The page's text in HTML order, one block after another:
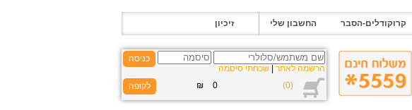
קרוקודלים-הסבר החשבון שלי זיכיון
כניסה
הרשמה לאתר | שכחתי סיסמה